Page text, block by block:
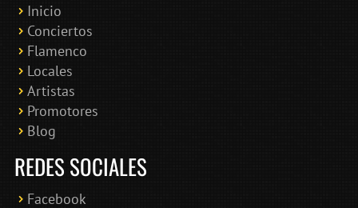
Inicio
Conciertos
Flamenco
Locales
Artistas
Promotores
Blog
REDES SOCIALES
Facebook